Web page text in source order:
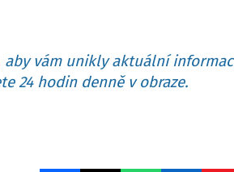
aby vám unikly aktuální
24 hodin denně v obraze.